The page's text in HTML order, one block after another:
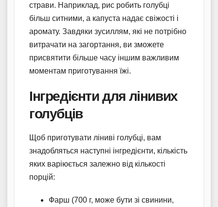
страви. Наприклад, рис робить голубці
більш ситними, а капуста надає свіжості і
аромату. Завдяки зусиллям, які не потрібно
витрачати на загортання, ви зможете
присвятити більше часу іншим важливим
моментам приготування їжі.
Інгредієнти для лінивих
голубців
Щоб приготувати ліниві голубці, вам
знадобляться наступні інгредієнти, кількість
яких варіюється залежно від кількості
порцій:
Фарш (700 г, може бути зі свинини,